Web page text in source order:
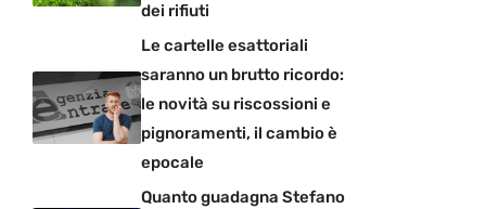
dei rifiuti
Le cartelle esattoriali
saranno un brutto ricordo:
le novità su riscossioni e
pignoramenti, il cambio è
epocale
Quanto guadagna Stefano